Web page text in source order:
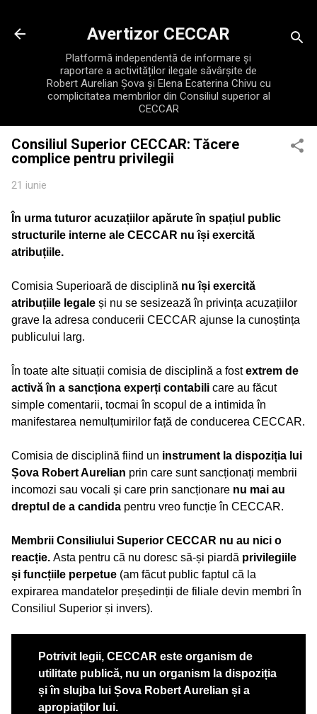
Avertizor CECCAR
Platformă independentă de informare și
raportare a activităților ilegale săvârșite de
Robert Aurelian Șova și Elena Ecaterina Chivu cu
complicitatea membrilor din Consiliul superior al
CECCAR
Consiliul Superior CECCAR: Tăcere
complice pentru privilegii
21 iunie
În urma tuturor acuzațiilor apărute în spațiul public
structurile interne ale CECCAR nu își exercită
atribuțiile.
Comisia Superioară de disciplină nu își exercită
atribuțiile legale și nu se sesizează în privința acuzațiilor
grave la adresa conducerii CECCAR ajunse la cunoștința
publicului larg.
În toate alte situații comisia de disciplină a fostextrem de
activă în a sancționa experți contabili care au făcut
simple comentarii, tocmai în scopul de a intimida în
manifestarea nemulțumirilor față de conducerea CECCAR.
Comisia de disciplină fiind un instrument la dispoziția lui
Șova Robert Aurelian prin care sunt sancționați membrii
incomozi sau vocali și care prin sancționare nu mai au
dreptul de a candida pentru vreo funcție în CECCAR.
Membrii Consiliului Superior CECCAR nu au nici o
reacție. Asta pentru că nu doresc să-și piardă privilegiile
și funcțiile perpetue (am făcut public faptul că la
expirarea mandatelor președinții de filiale devin membri în
Consiliul Superior și invers).
Potrivit legii, CECCAR este organism de
utilitate publică, nu un organism la dispoziția
și în slujba lui Șova Robert Aurelian și a
apropiaților lui.